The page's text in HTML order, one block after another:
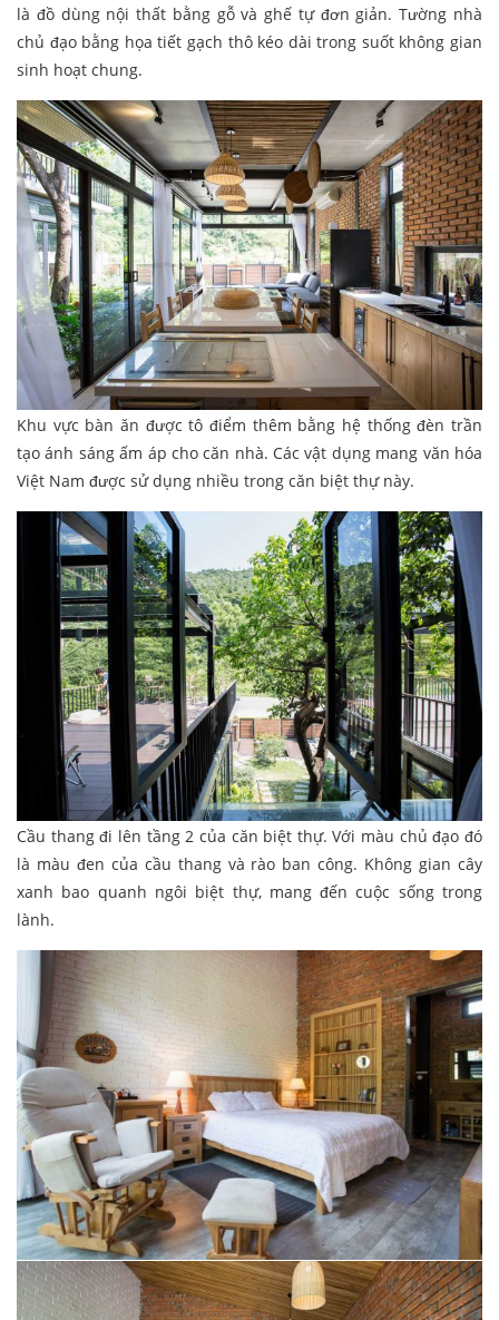
là đồ dùng nội thất bằng gỗ và ghế tự đơn giản. Tường nhà
chủ đạo bằng họa tiết gạch thô kéo dài trong suốt không gian
sinh hoạt chung.
Khu vực bàn ăn được tô điểm thêm bằng hệ thống đèn trần
tạo ánh sáng ấm áp cho căn nhà. Các vật dụng mang văn hóa
Việt Nam được sử dụng nhiều trong căn biệt thự này.
Cầu thang đi lên tầng 2 của căn biệt thự. Với màu chủ đạo đó
là màu đen của cầu thang và rào ban công. Không gian cây
xanh bao quanh ngôi biệt thự, mang đến cuộc sống trong
lành.